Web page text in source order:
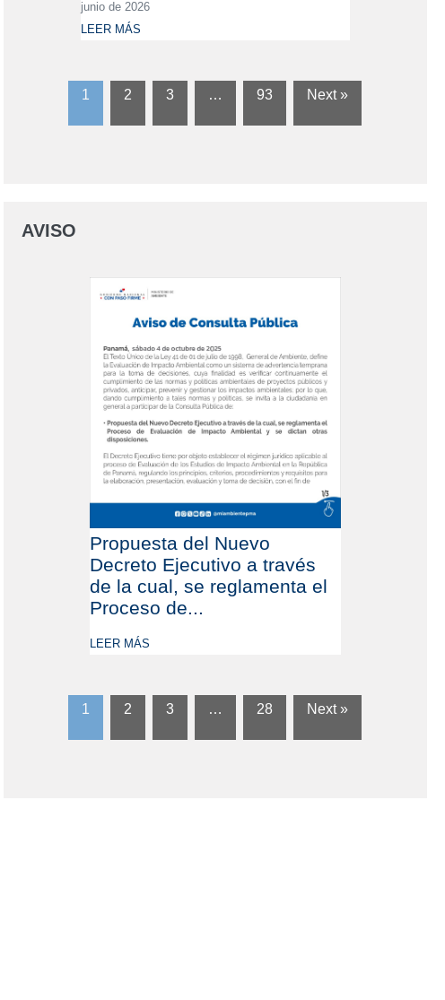
junio de 2026
LEER MÁS
1 2 3 … 93 Next »
AVISO
Propuesta del Nuevo
Decreto Ejecutivo a través
de la cual, se reglamenta el
Proceso de...
LEER MÁS
1 2 3 … 28 Next »